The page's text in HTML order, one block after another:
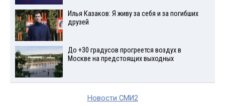
Илья Казаков: Я живу за себя и за погибших
друзей
До +30 градусов прогреется воздух в
Москве на предстоящих выходных
Новости СМИ2